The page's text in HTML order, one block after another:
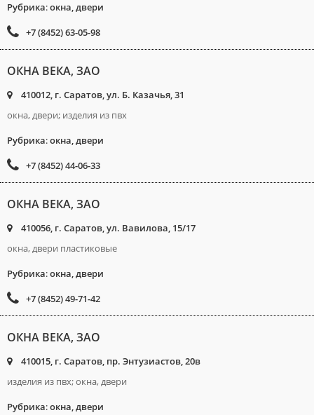
Рубрика:окна, двери
+7 (8452) 63-05-98
ОКНА ВЕКА, ЗАО
410012, г. Саратов, ул. Б. Казачья, 31
окна, двери; изделия из пвх
Рубрика:окна, двери
+7 (8452) 44-06-33
ОКНА ВЕКА, ЗАО
410056, г. Саратов, ул. Вавилова, 15/17
окна, двери пластиковые
Рубрика:окна, двери
+7 (8452) 49-71-42
ОКНА ВЕКА, ЗАО
410015, г. Саратов, пр. Энтузиастов, 20в
изделия из пвх; окна, двери
Рубрика:окна, двери